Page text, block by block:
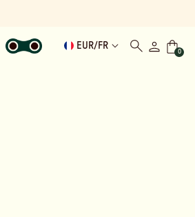
EUR/ FR
0